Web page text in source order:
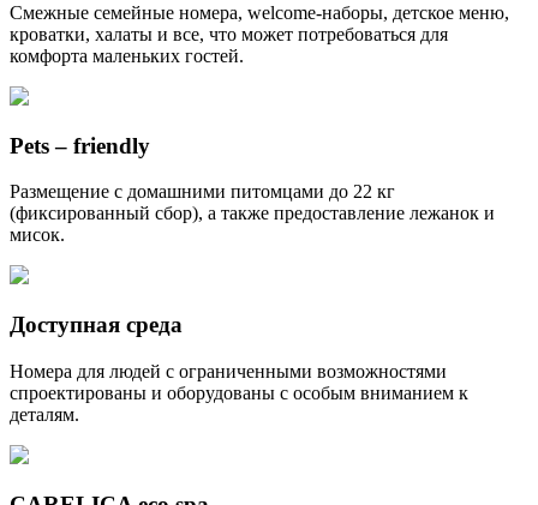
Смежные семейные номера, welcome-наборы, детское меню,
кроватки, халаты и все, что может потребоваться для
комфорта маленьких гостей.
Pets – friendly
Размещение с домашними питомцами до 22 кг
(фиксированный сбор), а также предоставление лежанок и
мисок.
Доступная среда
Номера для людей с ограниченными возможностями
спроектированы и оборудованы с особым вниманием к
деталям.